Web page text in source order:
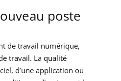
poste
de travail numérique,
travail. La qualité
d’une application ou